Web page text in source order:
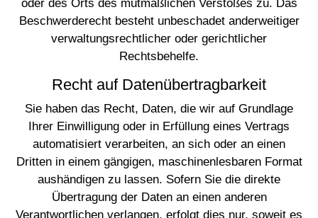
oder des Orts des mutmaßlichen Verstoßes zu. Das
Beschwerderecht besteht unbeschadet anderweitiger
verwaltungsrechtlicher oder gerichtlicher
Rechtsbehelfe.
Recht auf Daten­übertrag­barkeit
Sie haben das Recht, Daten, die wir auf Grundlage
Ihrer Einwilligung oder in Erfüllung eines Vertrags
automatisiert verarbeiten, an sich oder an einen
Dritten in einem gängigen, maschinenlesbaren Format
aushändigen zu lassen. Sofern Sie die direkte
Übertragung der Daten an einen anderen
Verantwortlichen verlangen, erfolgt dies nur, soweit es